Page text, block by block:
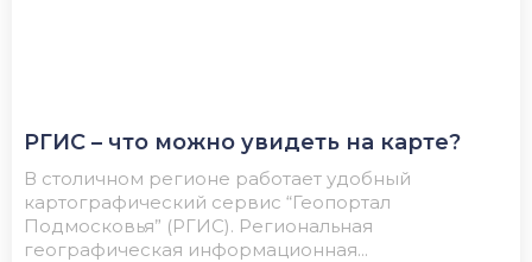
РГИС – что можно увидеть на карте?
В столичном регионе работает удобный
картографический сервис “Геопортал
Подмосковья” (РГИС). Региональная
географическая информационная...